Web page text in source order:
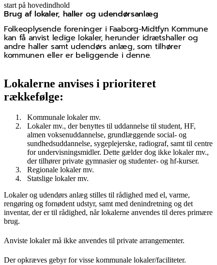
start på hovedindhold
Brug af lokaler, haller og udendørsanlæg
Folkeoplysende foreninger i Faaborg-Midtfyn Kommune
kan få anvist ledige lokaler, herunder idrætshaller og
andre haller samt udendørs anlæg, som tilhører
kommunen eller er beliggende i denne.
senest opdateret 4. maj 2026
Lokalerne anvises i prioriteret
rækkefølge:
Kommunale lokaler mv.
Lokaler mv., der benyttes til uddannelse til student, HF,
almen voksenuddannelse, grundlæggende social- og
sundhedsuddannelse, sygeplejerske, radiograf, samt til centre
for undervisningsmidler. Dette gælder dog ikke lokaler mv.,
der tilhører private gymnasier og studenter- og hf-kurser.
Regionale lokaler mv.
Statslige lokaler mv.
Lokaler og udendørs anlæg stilles til rådighed med el, varme,
rengøring og fornødent udstyr, samt med denindretning og det
inventar, der er til rådighed, når lokalerne anvendes til deres primære
brug.
Anviste lokaler må ikke anvendes til private arrangementer.
Der opkræves gebyr for visse kommunale lokaler/faciliteter.